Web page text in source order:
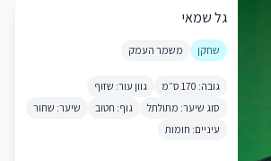
גל שמאי
שחקן משמר העמק
גובה: 170 ס״מ
גוון עור: שזוף
סוג שיער: מתולתל
גוף: חטוב
שיער: שחור
עיניים: חומות